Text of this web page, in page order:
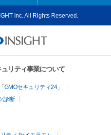
Inc. All Rights Reserved.
リティ事業について
セキュリティ24」
診断